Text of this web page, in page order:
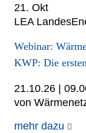
21. Okt
LEA
Webinar:
KWP: Die
21.10.26 |
von
mehr dazu